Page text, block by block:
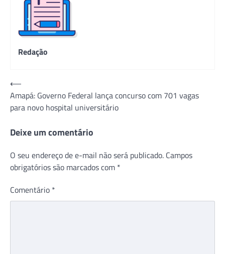
Redação
Navegação
de
Post
⟵
Amapá: Governo Federal lança concurso com 701 vagas
para novo hospital universitário
Deixe um comentário
O seu endereço de e-mail não será publicado. Campos
obrigatórios são marcados com *
Comentário *